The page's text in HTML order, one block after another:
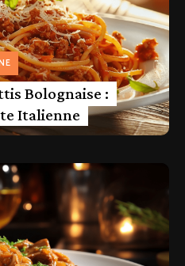
Bolognaise :
Italienne